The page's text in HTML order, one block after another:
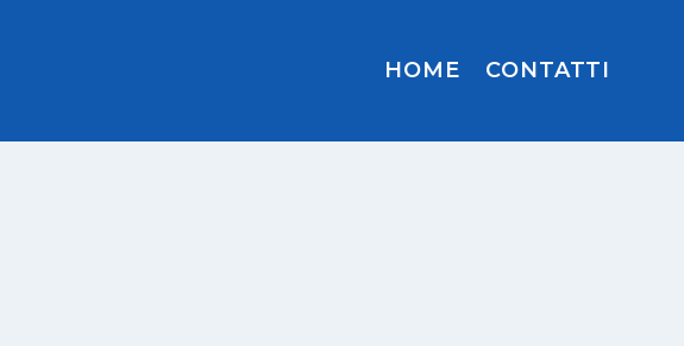
HOME CONTATTI